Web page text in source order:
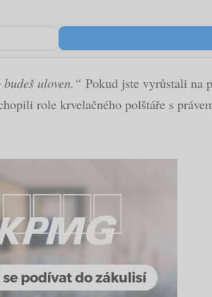
uloven.“ Pokud jste vyrůstali na
role krvelačného polštáře s